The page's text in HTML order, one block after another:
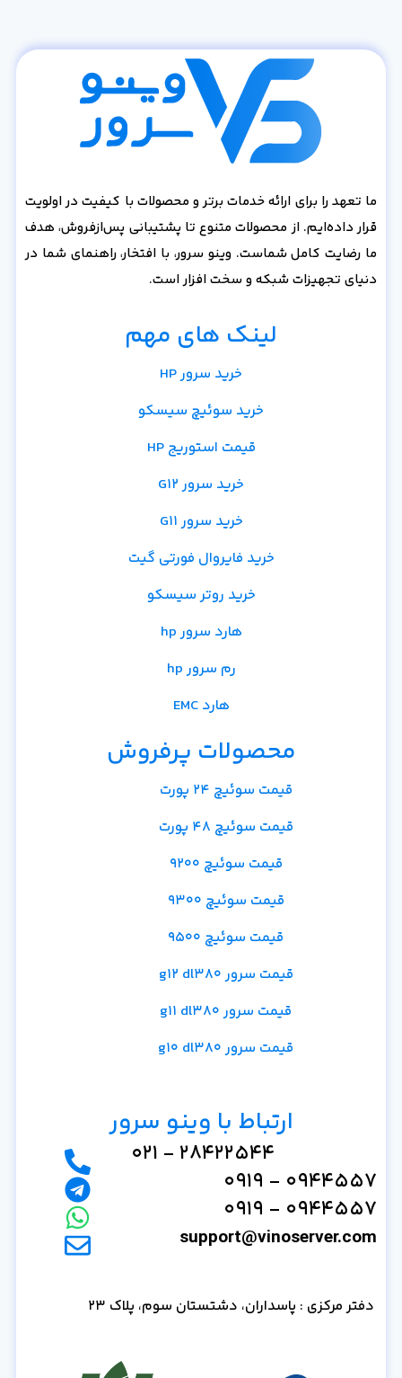
ما تعهد را برای ارائه خدمات برتر و محصولات با کیفیت در اولویت
قرار داده‌ایم. از محصولات متنوع تا پشتیبانی پس‌از‌فروش، هدف
ما رضایت کامل شماست. وینو سرور، با افتخار، راهنمای شما در
دنیای تجهیزات شبکه و سخت افزار است.
لینک های مهم
خرید سرور HP
خرید سوئیچ سیسکو
قیمت استوریج HP
خرید سرور G12
خرید سرور G11
خرید فایروال فورتی گیت
خرید روتر سیسکو
هارد سرور hp
رم سرور hp
هارد EMC
محصولات پرفروش
قیمت سوئیچ 24 پورت
قیمت سوئیچ 48 پورت
قیمت سوئیچ 9200
قیمت سوئیچ 9300
قیمت سوئیچ 9500
قیمت سرور g12 dl380
قیمت سرور g11 dl380
قیمت سرور g10 dl380
ارتباط با وینو سرور
28422544 - 021
0944557 - 0919
0944557 - 0919
support@vinoserver.com
دفتر مرکزی : پاسداران، دشتستان سوم، پلاک 23